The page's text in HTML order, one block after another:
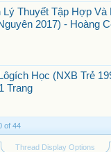
Lý Thuyết Tập Hợp
2017) - Hoàng
Học (NXB Trẻ
Trang
of 44
Thread Display Options